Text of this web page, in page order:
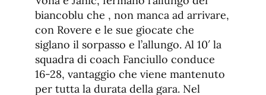
biancoblu che , non manca ad arrivare,
con Rovere e le sue giocate che
siglano il sorpasso e l’allungo. Al 10′ la
squadra di coach Fanciullo conduce
16-28, vantaggio che viene mantenuto
per tutta la durata della gara. Nel